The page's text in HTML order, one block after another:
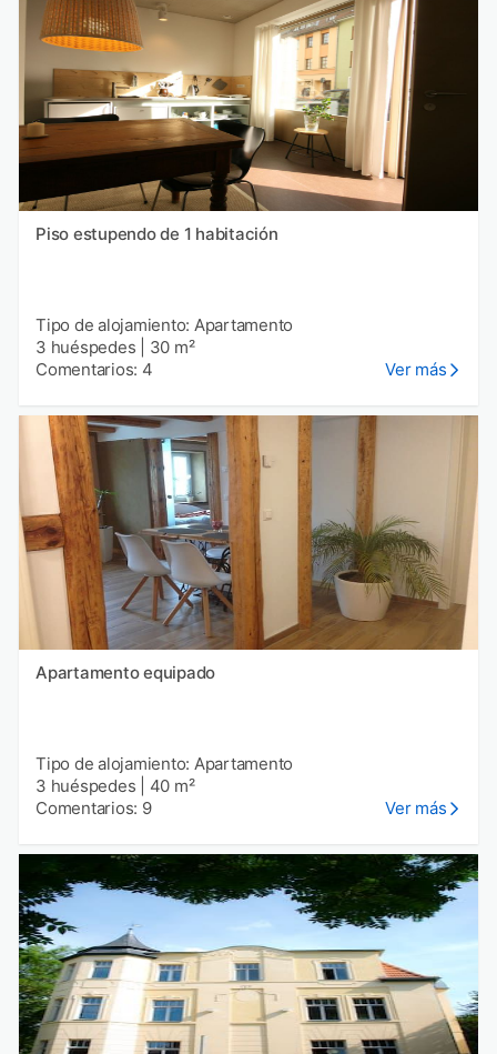
Piso estupendo de 1 habitación
Tipo de alojamiento: Apartamento
3 huéspedes
30 m²
Comentarios: 4
Ver más
Apartamento equipado
Tipo de alojamiento: Apartamento
3 huéspedes
40 m²
Comentarios: 9
Ver más